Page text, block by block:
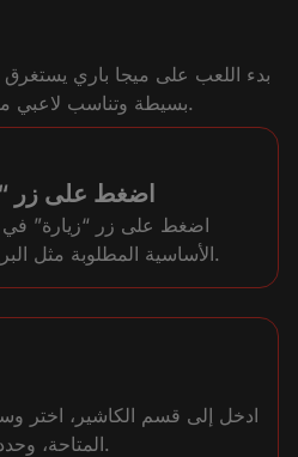
بدء اللعب على ميجا باري يستغرق
بسيطة وتناسب لاعبي مصر على الموبايل والكمبيوتر.
اضغط على زر
اضغط على زر “زيارة” في
الأساسية المطلوبة مثل البريد أو الموبايل وكلمة السر.
ادخل إلى قسم الكاشير، اختر
المتاحة، وحدد قيمة الإيداع المناسبة لك.